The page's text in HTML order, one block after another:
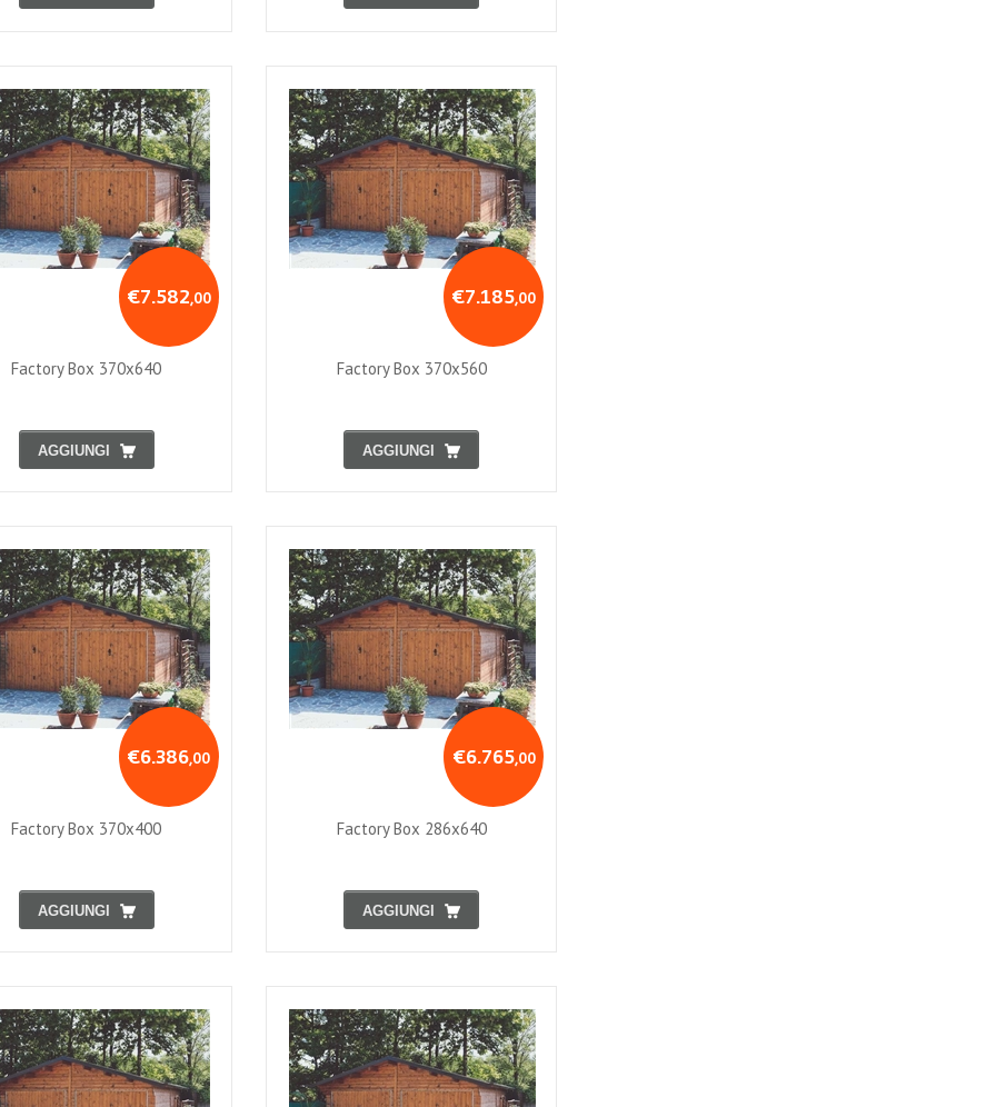
€7.582,00
Factory Box 370x640
AGGIUNGI
€7.185,00
Factory Box 370x560
AGGIUNGI
€6.386,00
Factory Box 370x400
AGGIUNGI
€6.765,00
Factory Box 286x640
AGGIUNGI